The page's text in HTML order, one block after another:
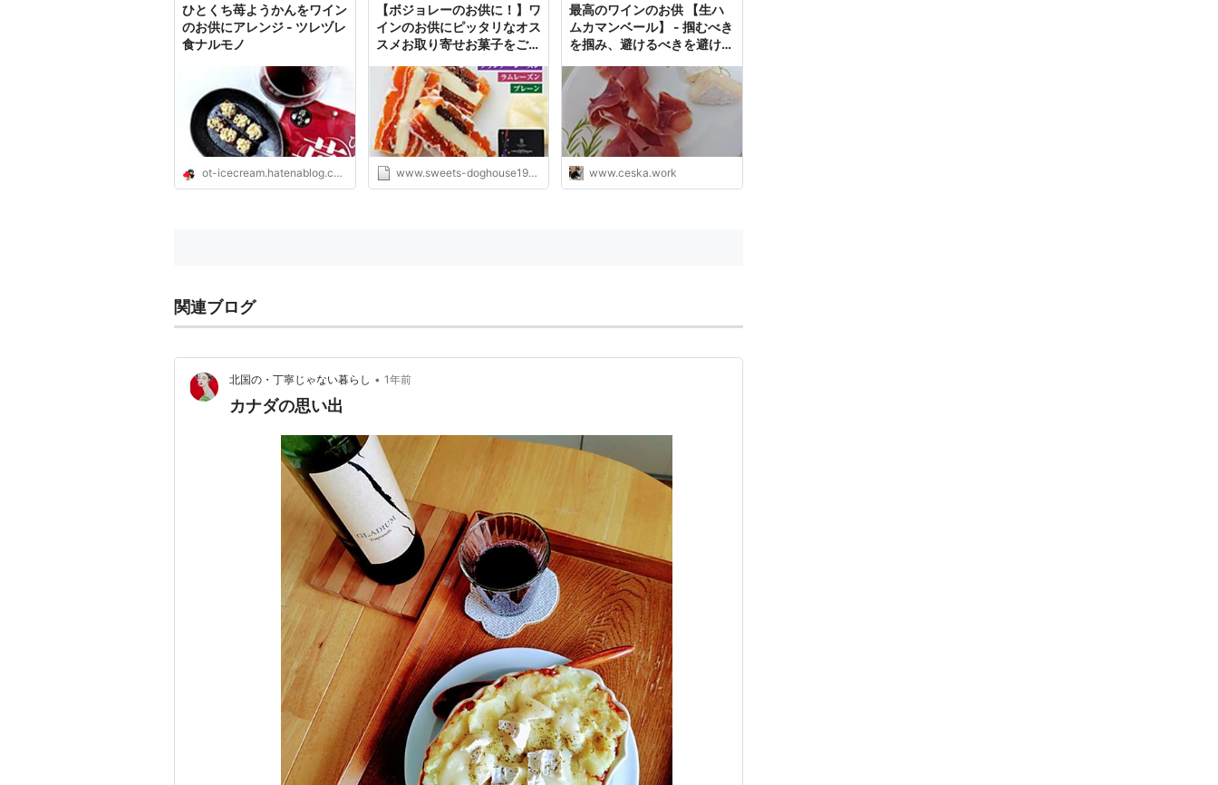
ひとくち苺ようかんをワイン
のお供にアレンジ - ツレヅレ
食ナルモノ
ot-icecream.hatenablog.com
【ボジョレーのお供に！】ワ
インのお供にピッタリなオス
スメお取り寄せお菓子をご紹
www.sweets-doghouse1979.com
最高のワインのお供 【生ハ
ムカマンベール】 - 掴むべき
を掴み、避けるべきを避けら
www.ceska.work
関連ブログ
北国の・丁寧じゃない暮らし • 1年前
カナダの思い出